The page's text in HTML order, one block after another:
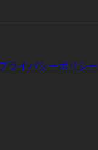
ライバシーポリシー